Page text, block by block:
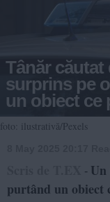
Tânăr
surprins pe
un obiect ce
foto: ilustrativă/Pexels
-
purtând un obiect